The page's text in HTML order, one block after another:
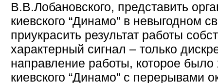
В.В.Лобановского, представить
киевского “Динамо” в невыгодном
приукрасить результат работы
характерный сигнал – только
направление работы, которое было
киевского “Динамо” с перерывами